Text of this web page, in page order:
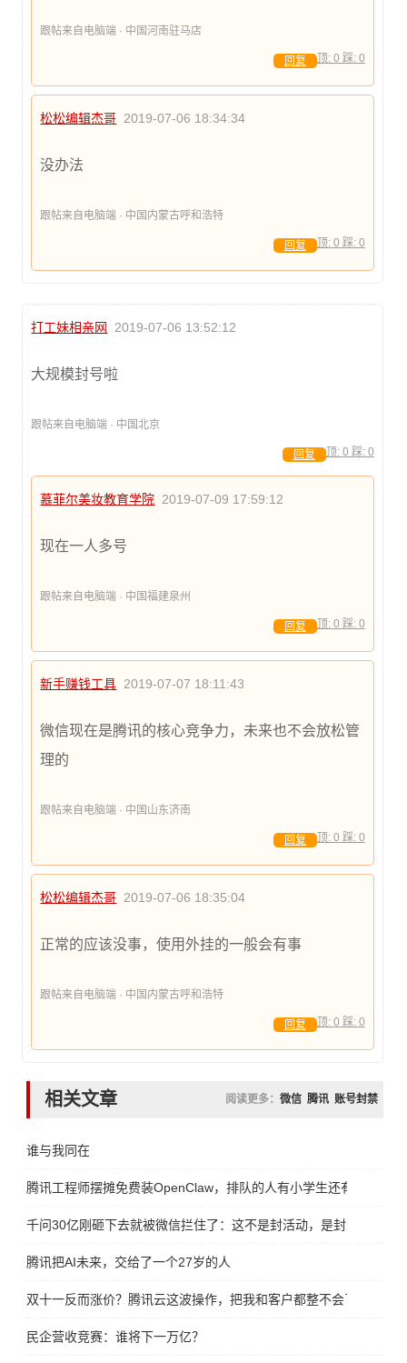
跟帖来自电脑端 · 中国河南驻马店
顶: 0 踩: 0
回复
松松编辑杰哥 2019-07-06 18:34:34
没办法
跟帖来自电脑端 · 中国内蒙古呼和浩特
顶: 0 踩: 0
回复
打工妹相亲网 2019-07-06 13:52:12
大规模封号啦
跟帖来自电脑端 · 中国北京
顶: 0 踩: 0
回复
慕菲尔美妆教育学院 2019-07-09 17:59:12
现在一人多号
跟帖来自电脑端 · 中国福建泉州
顶: 0 踩: 0
回复
新手赚钱工具 2019-07-07 18:11:43
微信现在是腾讯的核心竞争力，未来也不会放松管
理的
跟帖来自电脑端 · 中国山东济南
顶: 0 踩: 0
回复
松松编辑杰哥 2019-07-06 18:35:04
正常的应该没事，使用外挂的一般会有事
跟帖来自电脑端 · 中国内蒙古呼和浩特
顶: 0 踩: 0
回复
相关文章 阅读更多： 微信 腾讯 账号封禁
谁与我同在
腾讯工程师摆摊免费装OpenClaw，排队的人有小学生还有大妈
千问30亿刚砸下去就被微信拦住了：这不是封活动，是封未来
腾讯把AI未来，交给了一个27岁的人
双十一反而涨价？腾讯云这波操作，把我和客户都整不会了
民企营收竞赛：谁将下一万亿？